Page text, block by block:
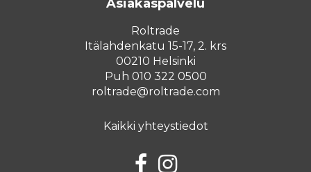
Asiakaspalvelu
Roltrade
Itälahdenkatu 15-17, 2. krs
00210 Helsinki
Puh 010 322 0500
roltrade@roltrade.com
Kaikki yhteystiedot
FacebookInstagram